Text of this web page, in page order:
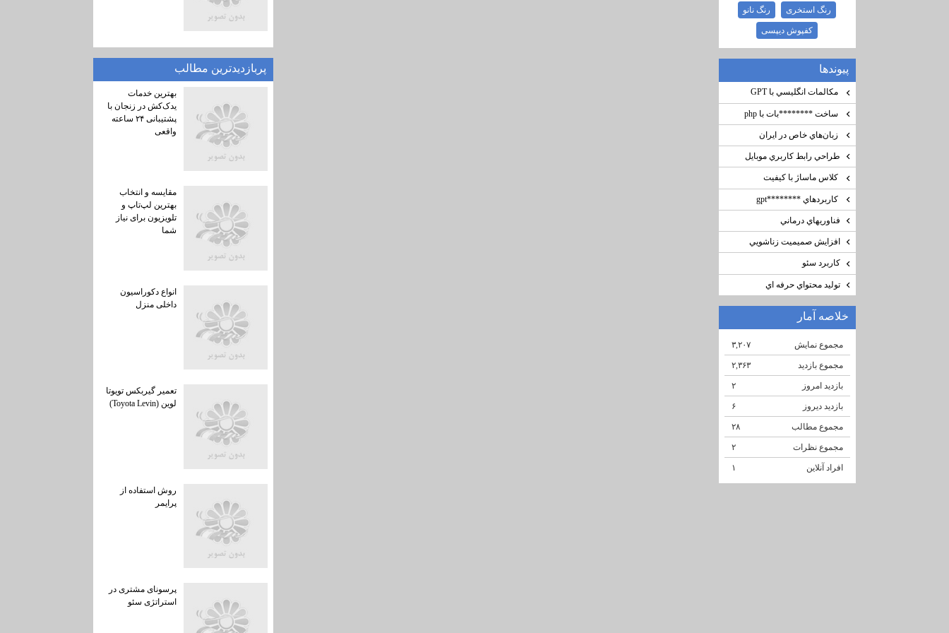
رنگ استخری رنگ نانو
کفپوش دیپسی
پيوندها
مكالمات انگليسي با GPT
ساخت ********‌بات با php
زبان‌هاي خاص در ايران
طراحي رابط كاربري موبايل
كلاس ماساژ با كيفيت
كاربردهاي ********gpt
فناوريهاي درماني
افزايش صميميت زناشويي
كاربرد سئو
توليد محتواي حرفه اي
خلاصه آمار
مجموع نمایش‌ ۳,۲۰۷
مجموع بازدید ۲,۳۶۳
بازدید امروز ۲
بازدید دیروز ۶
مجموع مطالب ۲۸
مجموع نظرات ۲
افراد آنلاین ۱
پربازديدترين مطالب
بهترین خدمات
یدک‌کش در زنجان با
پشتیبانی ۲۴ ساعته
واقعی
مقایسه و انتخاب
بهترین لپ‌تاپ و
تلویزیون برای نیاز
شما
انواع دکوراسیون
داخلی منزل
تعمیر گیربکس تویوتا
لوین (Toyota Levin)
روش استفاده از
پرایمر
پرسونای مشتری در
استراتژی سئو